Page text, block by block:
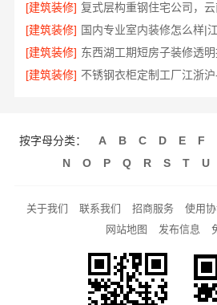
[建筑装修]
[建筑装修]
[建筑装修]
[建筑装修] 不锈钢衣柜定制工厂江浙
按字母分类： A B C D E F
N
O P Q R S T U
关于我们 联系我们 招商服务 使用
网站地图
发布信息